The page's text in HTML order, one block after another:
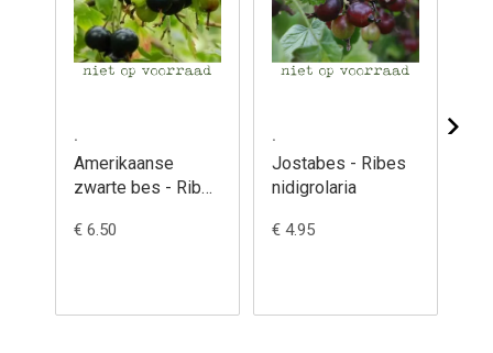
.
Amerikaanse
zwarte bes - Ribes
€ 6.50
.
Jostabes - Ribes
nidigrolaria
€ 4.95